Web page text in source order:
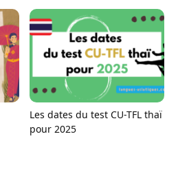
Les dates du test CU-TFL thaï
pour 2025